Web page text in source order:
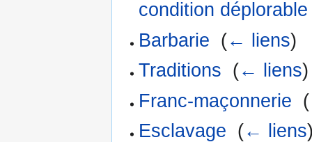
condition déplorable
Barbarie (← liens)
Traditions (← liens)
Franc-maçonnerie (
Esclavage (← liens